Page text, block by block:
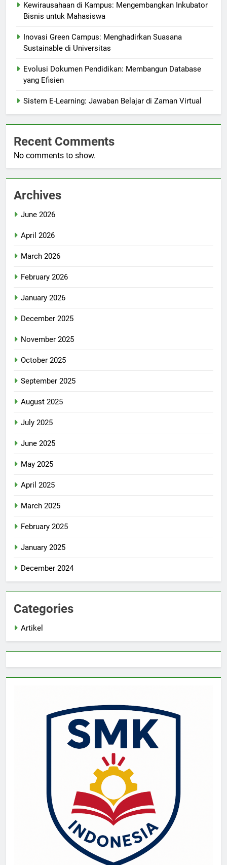
Kewirausahaan di Kampus: Mengembangkan Inkubator
Bisnis untuk Mahasiswa
Inovasi Green Campus: Menghadirkan Suasana
Sustainable di Universitas
Evolusi Dokumen Pendidikan: Membangun Database
yang Efisien
Sistem E-Learning: Jawaban Belajar di Zaman Virtual
Recent Comments
No comments to show.
Archives
June 2026
April 2026
March 2026
February 2026
January 2026
December 2025
November 2025
October 2025
September 2025
August 2025
July 2025
June 2025
May 2025
April 2025
March 2025
February 2025
January 2025
December 2024
Categories
Artikel